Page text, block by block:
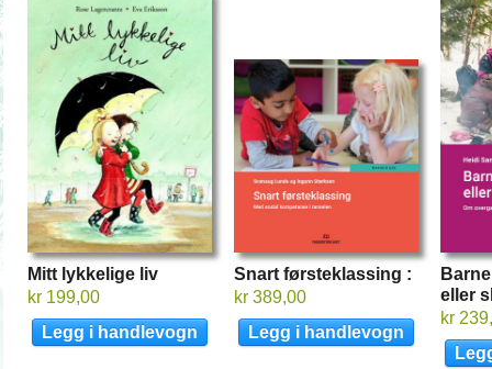
Mitt lykkelige liv
kr 199,00
Snart førsteklassing :
kr 389,00
eller
kr